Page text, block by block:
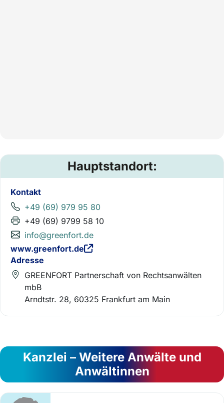
Hauptstandort:
Kontakt
+49 (69) 979 95 80
+49 (69) 9799 58 10
info@greenfort.de
www.greenfort.de
Adresse
GREENFORT Partnerschaft von Rechtsanwälten
mbB
Arndtstr. 28, 60325 Frankfurt am Main
Kanzlei – Weitere Anwälte und
Anwältinnen